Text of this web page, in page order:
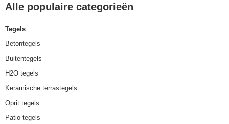
Alle populaire categorieën
Tegels
Betontegels
Buitentegels
H2O tegels
Keramische terrastegels
Oprit tegels
Patio tegels